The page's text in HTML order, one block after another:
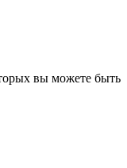
вы можете быть